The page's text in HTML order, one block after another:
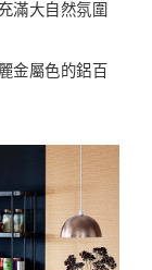
滿大自然氛圍
金屬色的鋁百